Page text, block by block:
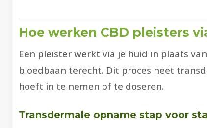
Hoe werken CBD pleisters
Een pleister werkt via je huid in plaats
bloedbaan terecht. Dit proces heet
hoeft in te nemen of te doseren.
Transdermale opname stap voor